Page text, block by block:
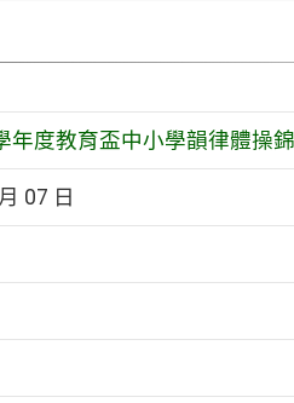
年度教育盃中小學韻律體操
07 日